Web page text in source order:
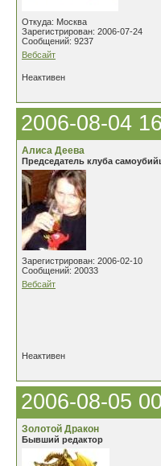
Откуда: Москва
Зарегистрирован: 2006-07-24
Сообщений: 9237
Вебсайт
Неактивен
2006-08-04
Алиса Деева
Председатель клуба
Зарегистрирован: 2006-02-10
Сообщений: 20033
Вебсайт
Неактивен
2006-08-05
Золотой Дракон
Бывший редактор